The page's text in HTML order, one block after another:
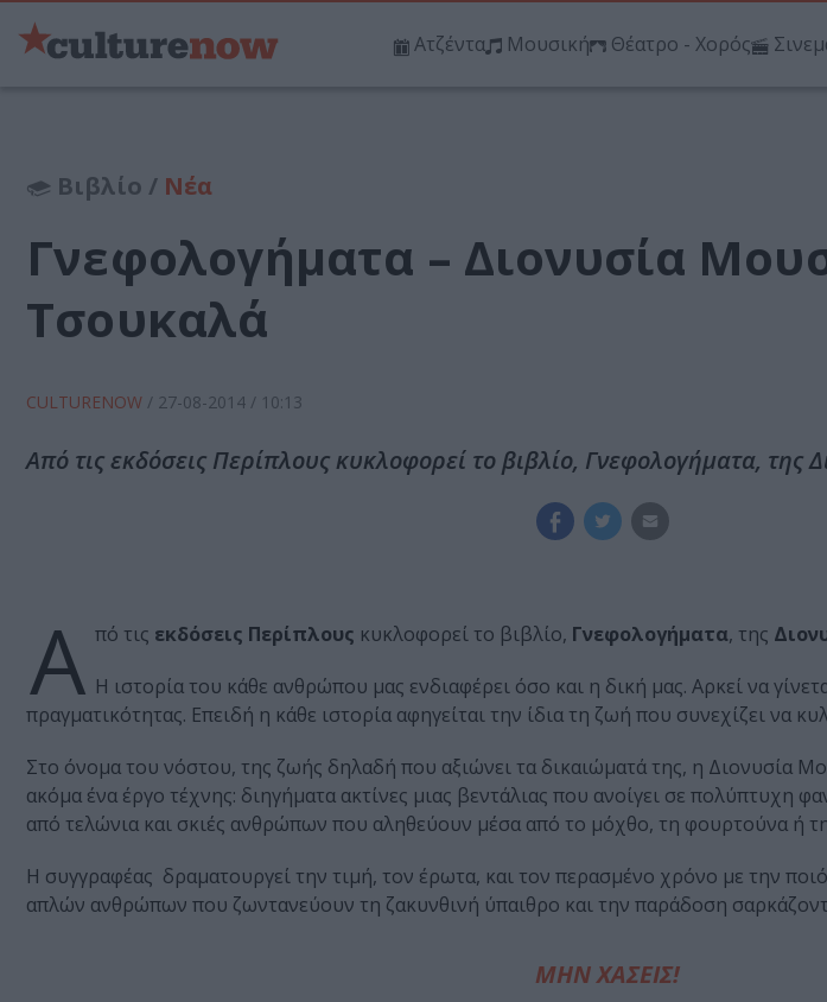
Ατζέντα Μουσική Θέατρο - Χορός
Βιβλίο / Νέα
Γνεφολογήματα – Διονυσία
Τσουκαλά
CULTURENOW / 27-08-2014 / 10:13
Από τις εκδόσεις Περίπλους κυκλοφορεί το βιβλίο, Γνεφολογήματα,
Α πό τις εκδόσεις Περίπλους κυκλοφορεί το βιβλίο, Γνεφολογήματα, της
Η ιστορία του κάθε ανθρώπου μας ενδιαφέρει όσο και η δική μας. Αρκεί να
πραγματικότητας. Επειδή η κάθε ιστορία αφηγείται την ίδια τη ζωή που συνεχίζει να
Στο όνομα του νόστου, της ζωής δηλαδή που αξιώνει τα δικαιώματά της, η Διονυσία
ακόμα ένα έργο τέχνης: διηγήματα ακτίνες μιας βεντάλιας που ανοίγει σε πολύπτυχη
από τελώνια και σκιές ανθρώπων που αληθεύουν μέσα από το μόχθο, τη φουρτούνα ή
Η συγγραφέας δραματουργεί την τιμή, τον έρωτα, και τον περασμένο χρόνο με την
απλών ανθρώπων που ζωντανεύουν τη ζακυνθινή ύπαιθρο και την παράδοση
ΜΗΝ ΧΑΣΕΙΣ!